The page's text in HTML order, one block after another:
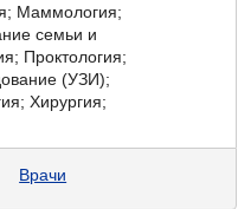
Маммология;
семьи и
Проктология;
(УЗИ);
Хирургия;
Врачи